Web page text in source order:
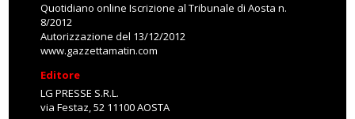
Quotidiano online Iscrizione al Tribunale di Aosta n.
8/2012
Autorizzazione del 13/12/2012
www.gazzettamatin.com
Editore
LG PRESSE S.R.L.
via Festaz, 52 11100 AOSTA